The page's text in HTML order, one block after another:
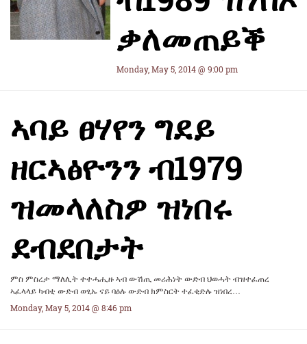
ቃለመጠይቕ
Monday, May 5, 2014 @ 9:00 pm
ኣባይ ፀሃየን ግደይ
ዘርኣፅዮንን ብ1979
ዝመላለስዎ ዝነበሩ
ደብደበታት
ምስ ምስረታ ማለሊት ተተሓሒዙ ኣብ ውሽጢ መሪሕነት ውድብ ህወሓት ብዝተፈጠረ
ኣፈላላይ ካብቲ ውድብ ወፂኡ ናይ ባዕሉ ውድብ ክምስርት ተፈቂድሉ ዝነበረ…
Monday, May 5, 2014 @ 8:46 pm